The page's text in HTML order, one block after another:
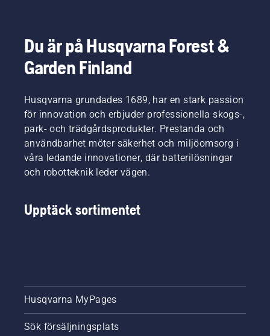
Du är på Husqvarna Forest &
Garden Finland
Husqvarna grundades 1689, har en stark passion
för innovation och erbjuder professionella skogs-,
park- och trädgårdsprodukter. Prestanda och
användbarhet möter säkerhet och miljöomsorg i
våra ledande innovationer, där batterilösningar
och robotteknik leder vägen.
Upptäck sortimentet
Husqvarna MyPages
Sök försäljningsplats